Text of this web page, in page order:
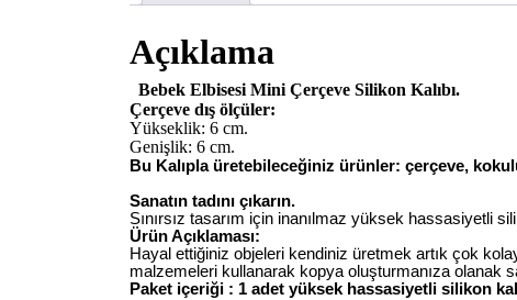
Açıklama
Bebek Elbisesi Mini Çerçeve Silikon Kalıbı.
Çerçeve dış ölçüler:
Yükseklik: 6 cm.
Genişlik: 6 cm.
Bu Kalıpla üretebileceğiniz ürünler: çerçeve,
Sanatın tadını çıkarın.
Sınırsız tasarım için inanılmaz yüksek hassasiyetli
Ürün Açıklaması:
Hayal ettiğiniz objeleri kendiniz üretmek artık çok
malzemeleri kullanarak kopya oluşturmanıza olanak
Paket içeriği : 1 adet yüksek hassasiyetli silikon